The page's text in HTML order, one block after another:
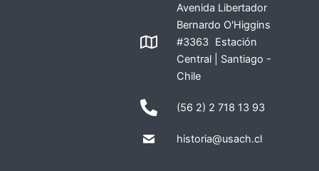
Avenida Libertador
Bernardo O'Higgins
#3363 Estación
Central | Santiago -
Chile
(56 2) 2 718 13 93
historia@usach.cl